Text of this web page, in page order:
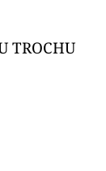
TROCHU